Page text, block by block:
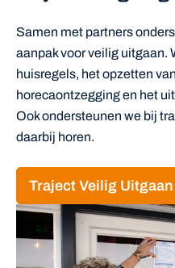
Samen met partners
aanpak voor veilig uitgaan.
huisregels, het opzetten
horecaontzegging en het
Ook ondersteunen we bij
daarbij horen.
Traject Veilig